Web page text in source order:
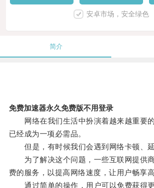
安卓市场，安全绿色
简介
免费加速器永久免费版不用登录
网络在我们生活中扮演着越来越重要
已经成为一项必需品。
但是，有时候我们会遇到网络卡顿、延
为了解决这个问题，一些互联网提供
费的服务，以提高网络速度，让用户畅享
通过简单的操作，用户可以免费获得更